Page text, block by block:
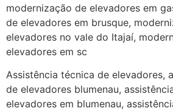
modernização de elevadores em
de elevadores em brusque,
elevadores no vale do Itajaí,
elevadores em sc
Assistência técnica de elevadores,
de elevadores blumenau,
elevadores em blumenau,